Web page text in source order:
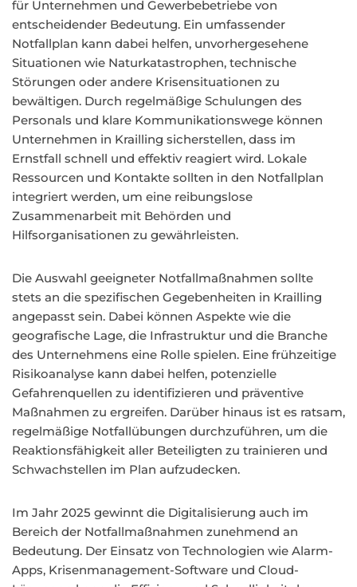
für Unternehmen und Gewerbebetriebe von
entscheidender Bedeutung. Ein umfassender
Notfallplan kann dabei helfen, unvorhergesehene
Situationen wie Naturkatastrophen, technische
Störungen oder andere Krisensituationen zu
bewältigen. Durch regelmäßige Schulungen des
Personals und klare Kommunikationswege können
Unternehmen in Krailling sicherstellen, dass im
Ernstfall schnell und effektiv reagiert wird. Lokale
Ressourcen und Kontakte sollten in den Notfallplan
integriert werden, um eine reibungslose
Zusammenarbeit mit Behörden und
Hilfsorganisationen zu gewährleisten.
Die Auswahl geeigneter Notfallmaßnahmen sollte
stets an die spezifischen Gegebenheiten in Krailling
angepasst sein. Dabei können Aspekte wie die
geografische Lage, die Infrastruktur und die Branche
des Unternehmens eine Rolle spielen. Eine frühzeitige
Risikoanalyse kann dabei helfen, potenzielle
Gefahrenquellen zu identifizieren und präventive
Maßnahmen zu ergreifen. Darüber hinaus ist es ratsam,
regelmäßige Notfallübungen durchzuführen, um die
Reaktionsfähigkeit aller Beteiligten zu trainieren und
Schwachstellen im Plan aufzudecken.
Im Jahr 2025 gewinnt die Digitalisierung auch im
Bereich der Notfallmaßnahmen zunehmend an
Bedeutung. Der Einsatz von Technologien wie Alarm-
Apps, Krisenmanagement-Software und Cloud-